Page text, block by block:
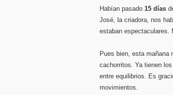
Habían pasado 15 días
José, la criadora, nos
estaban espectaculares.
Pues bien, esta mañana
cachorritos. Ya tienen
entre equilibrios. Es
movimientos.